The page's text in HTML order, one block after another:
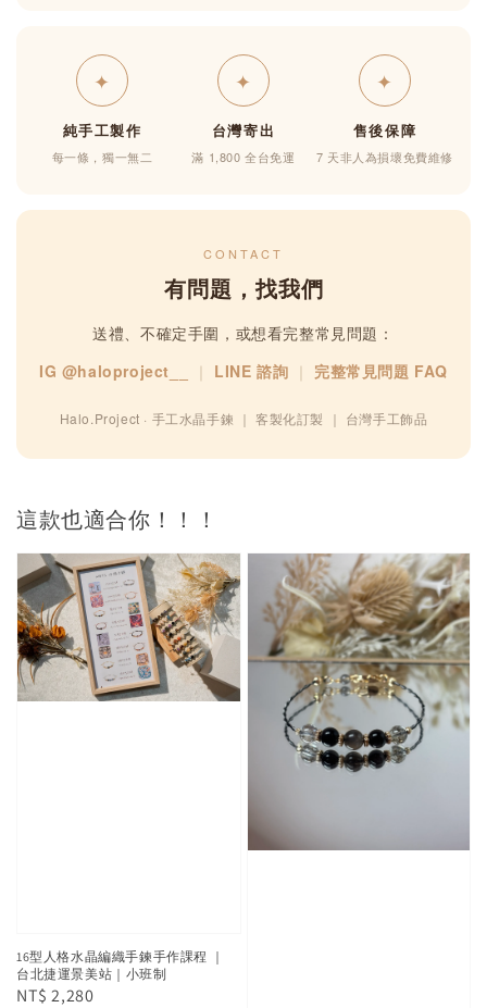
✦
純手工製作
每一條，獨一無二
✦
台灣寄出
滿 1,800 全台免運
✦
售後保障
7 天非人為損壞免費維修
CONTACT
有問題，找我們
送禮、不確定手圍，或想看完整常見問題：
IG @haloproject__
｜ LINE 諮詢 ｜ 完整常見問題 FAQ
Halo.Project · 手工水晶手鍊 ｜ 客製化訂製 ｜ 台灣手工飾品
這款也適合你！！！
16型人格水晶編織手鍊手作課程 ｜
台北捷運景美站｜小班制
Regular
NT$ 2,280